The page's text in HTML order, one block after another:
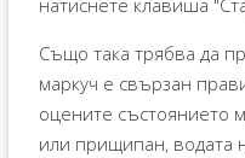
натиснете клавиша
Също така трябва да
маркуч е свързан
оцените състоянието
или прищипан, водата